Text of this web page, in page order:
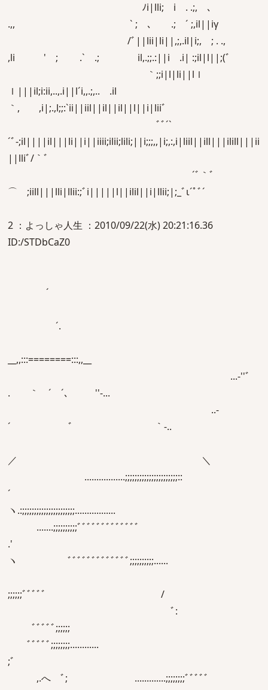
ﾉi|lli; i . .;, ､
.,, ` ; ､ .; ´ ;,il||iγ
/ﾞ||lii|li||,;,.il|i;, ; . .,
,li ' ; .` .; il,.;;.:||i .i| :;il|l||;(ﾞ
｀;;i|l|li||lｌ
ｌ|||il;i:ii,..,.i||l´i,,.;,.. .il
｀, ,i|;.,l;;:`ii||iil||il||il||l||i|liiﾞゝ
ﾞﾞ´`
´ﾞ-;il||||il|||li||i||iiii;ilii;lili;||i;;;,,|i;,:,i|liil||ill|||ilill|||ii
||lliﾞ/｀ﾞ
´ﾞ｀ﾞ
⌒ゞ;iill|||lli|llii:;ﾞi|||||l||ilil||i|llii;|;_ﾞι´ﾟﾞ´
2 ：よっしゃ人生 ：2010/09/22(水) 20:21:16.36
ID:/STDbCaZ0
´
´.
__,,:::========:::,,__
...‐''ﾞ
. ｀ ´ ´､ ゝ ''‐...
..‐
´ ﾞ ｀‐..
／ ＼
.................;;;;;;;;;;;;;;;;;;;;;;::
´
ヽ.:;;;;;;;;;;;;;;;;;;;;;;.................
.......;;;;;;;;;;ﾞﾞﾞﾞﾞﾞﾞﾞﾞﾞﾞﾞﾞ
.'
ヽ ﾞﾞﾞﾞﾞﾞﾞﾞﾞﾞﾞﾞﾞ;;;;;;;;;;......
;;;;;;ﾞﾞﾞﾞﾞ /
ﾞ:
ﾞﾞﾞﾞﾞ;;;;;;
ﾞﾞﾞﾞﾞ;;;;;;;;............
;ﾞ
,.へ ﾞ; .............;;;;;;;;ﾞﾞﾞﾞﾞ